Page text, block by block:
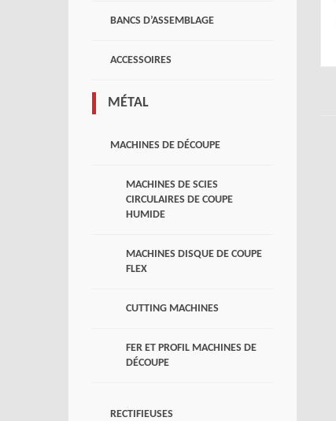
BANCS D’ASSEMBLAGE
ACCESSOIRES
MÉTAL
MACHINES DE DÉCOUPE
MACHINES DE SCIES
CIRCULAIRES DE COUPE
HUMIDE
MACHINES DISQUE DE COUPE
FLEX
CUTTING MACHINES
FER ET PROFIL MACHINES DE
DÉCOUPE
RECTIFIEUSES